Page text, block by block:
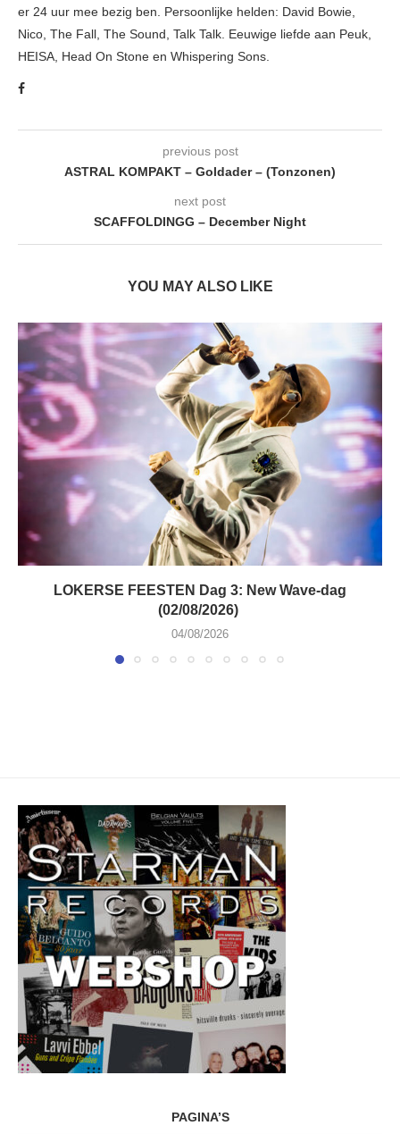
er 24 uur mee bezig ben. Persoonlijke helden: David Bowie,
Nico, The Fall, The Sound, Talk Talk. Eeuwige liefde aan Peuk,
HEISA, Head On Stone en Whispering Sons.
previous post
ASTRAL KOMPAKT – Goldader – (Tonzonen)
next post
SCAFFOLDINGG – December Night
YOU MAY ALSO LIKE
LOKERSE FEESTEN Dag 3: New Wave-dag
(02/08/2026)
04/08/2026
PAGINA’S